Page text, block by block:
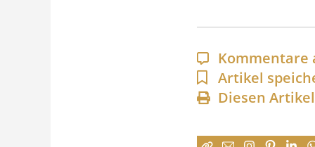
Kommentare
Artikel
Diesen